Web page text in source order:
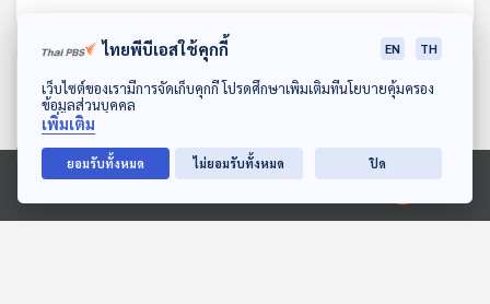
ดาวน์โหลด Thai PBS Podcast Application
Ⓒ 2020 องค์การกระจายเสียงและแพร่ภาพสาธารณะแห่งประเทศไทย
ตอนที่เกี่ยวข้อง
ไทยพีบีเอสใช้คุกกี้ EN TH
เว็บไซต์ของเรามีการจัดเก็บคุกกี้ โปรดศึกษาเพิ่มเติมที่นโยบายคุ้มครอง
ข้อมูลส่วนบุคคล
เพิ่มเติม
ยอมรับทั้งหมด ไม่ยอมรับทั้งหมด ปิด